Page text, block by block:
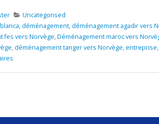
Uncategorised
,déménagement,déménagement agadir vers
fes vers Norvège,Déménagement maroc vers
,déménagement tanger vers Norvège,entreprise,